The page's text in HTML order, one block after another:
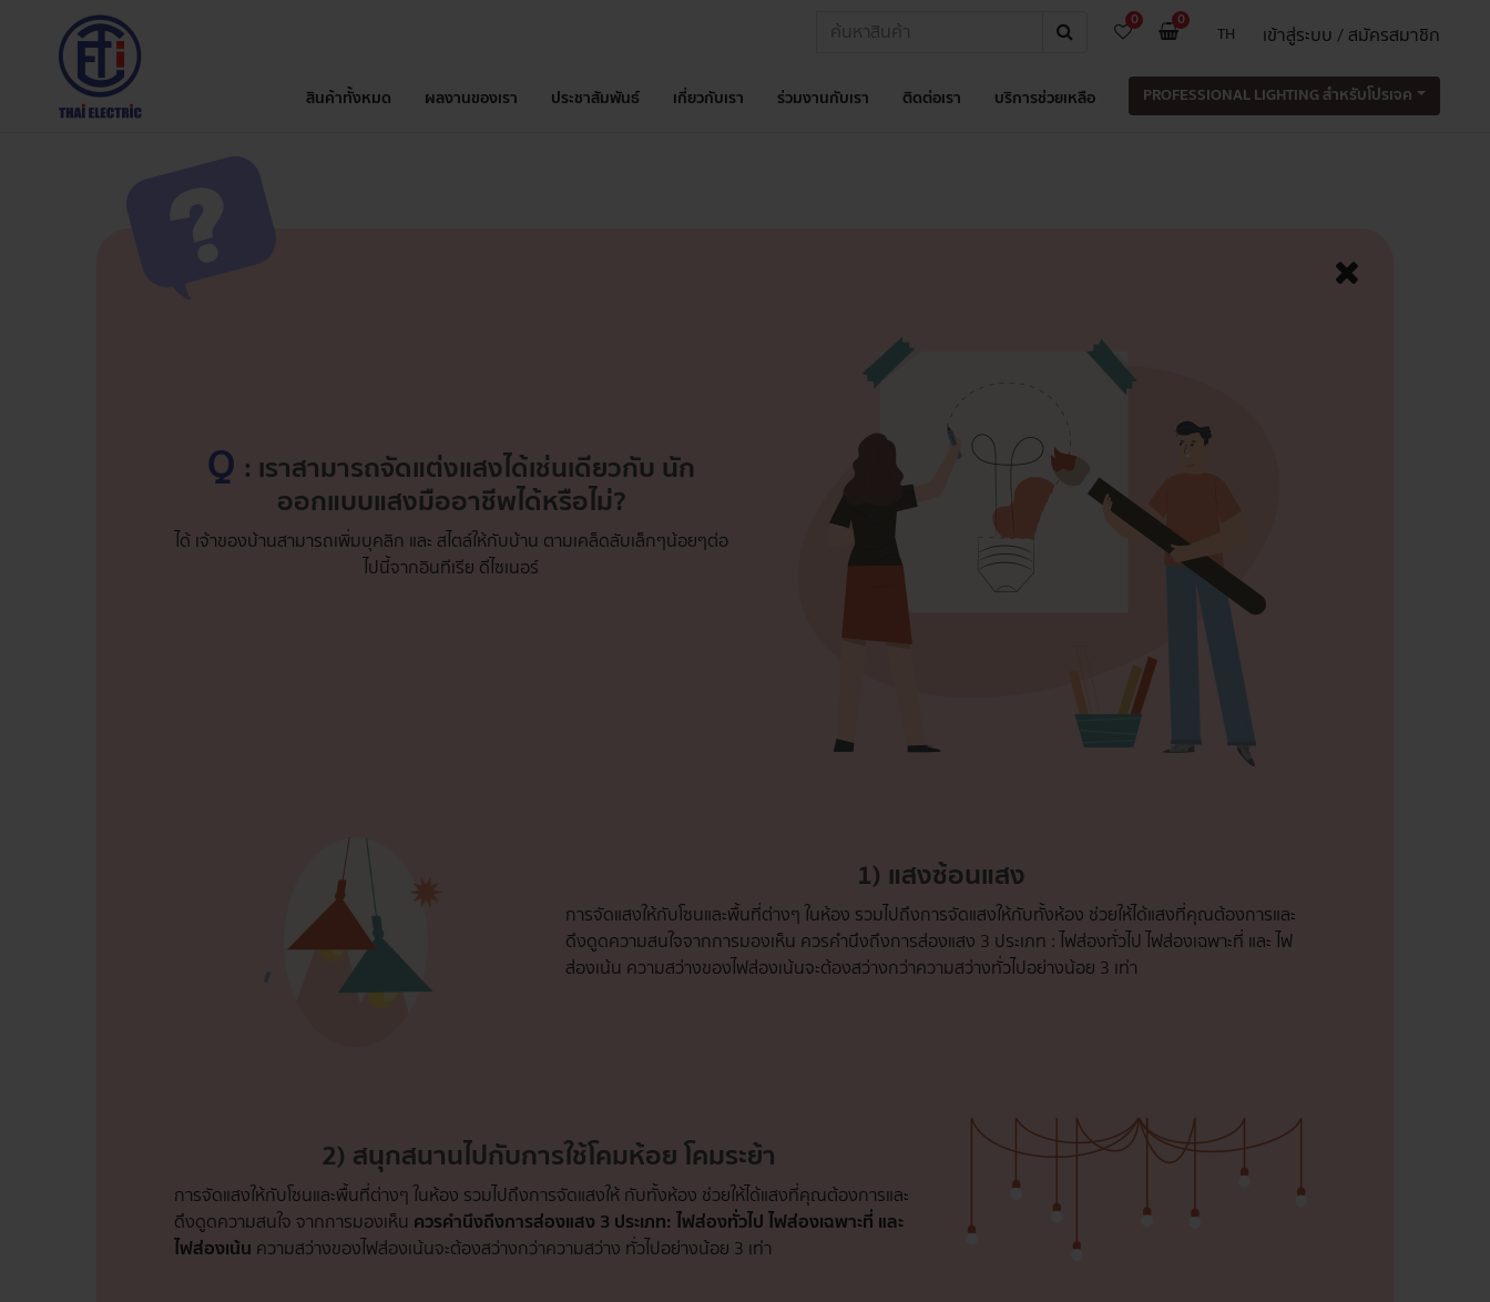
0 0
TH เข้าสู่ระบบ / สมัครสมาชิก
สินค้าทั้งหมด ผลงานของเรา ประชาสัมพันธ์ เกี่ยวกับเรา ร่วมงานกับเรา ติดต่อเรา บริการช่วยเหลือ PROFESSIONAL LIGHTING สำหรับโปรเจค
Q : เราสามารถจัดแต่งแสงได้เช่นเดียวกับ นัก
ออกแบบแสงมืออาชีพได้หรือไม่?
ได้ เจ้าของบ้านสามารถเพิ่มบุคลิก และ สไตล์ให้กับบ้าน ตามเคล็ดลับเล็กๆน้อยๆต่อ
ไปนี้จากอินทีเรีย ดีไซเนอร์
1) แสงซ้อนแสง
การจัดแสงให้กับโซนและพื้นที่ต่างๆ ในห้อง รวมไปถึงการจัดแสงให้กับทั้งห้อง ช่วยให้ได้แสงที่คุณต้องการและ
ดึงดูดความสนใจจากการมองเห็น ควรคำนึงถึงการส่องแสง 3 ประเภท : ไฟส่องทั่วไป ไฟส่องเฉพาะที่ และ ไฟ
ส่องเน้น ความสว่างของไฟส่องเน้นจะต้องสว่างกว่าความสว่างทั่วไปอย่างน้อย 3 เท่า
2) สนุกสนานไปกับการใช้โคมห้อย โคมระย้า
การจัดแสงให้กับโซนและพื้นที่ต่างๆ ในห้อง รวมไปถึงการจัดแสงให้ กับทั้งห้อง ช่วยให้ได้แสงที่คุณต้องการและ
ดึงดูดความสนใจ จากการมองเห็น ควรคำนึงถึงการส่องแสง 3 ประเภท: ไฟส่องทั่วไป ไฟส่องเฉพาะที่ และ
ไฟส่องเน้น ความสว่างของไฟส่องเน้นจะต้องสว่างกว่าความสว่าง ทั่วไปอย่างน้อย 3 เท่า